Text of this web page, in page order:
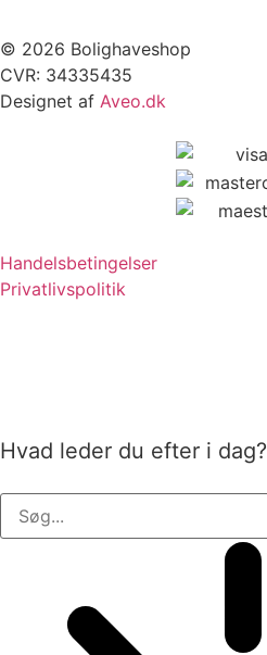
© 2026 Bolighaveshop
CVR: 34335435
Designet af Aveo.dk
Handelsbetingelser
Privatlivspolitik
Hvad leder du efter i dag?